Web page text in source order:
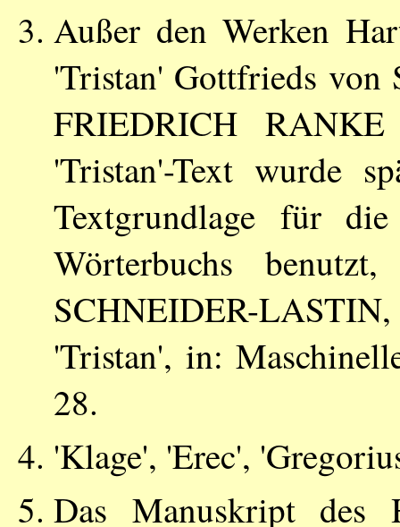
Außer den Werken
'Tristan' Gottfrieds von
FRIEDRICH RANKE
'Tristan'-Text wurde
Textgrundlage für
Wörterbuchs
SCHNEIDER-LASTIN
'Tristan', in:
28.
'Klage', 'Erec',
Das Manuskript des